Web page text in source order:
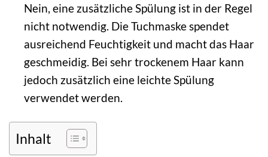
Nein, eine zusätzliche Spülung ist in der Regel
nicht notwendig. Die Tuchmaske spendet
ausreichend Feuchtigkeit und macht das Haar
geschmeidig. Bei sehr trockenem Haar kann
jedoch zusätzlich eine leichte Spülung
verwendet werden.
Inhalt